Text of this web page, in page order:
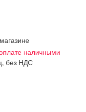
наличными
без НДС